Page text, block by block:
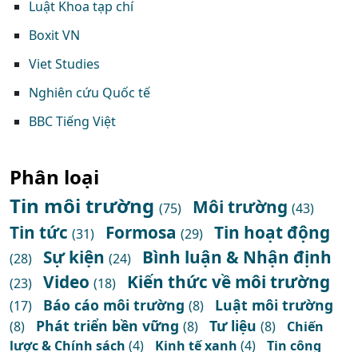
Luật Khoa tạp chí
Boxit VN
Viet Studies
Nghiên cứu Quốc tế
BBC Tiếng Việt
Phân loại
Tin môi trường (75) Môi trường (43)
Tin tức (31) Formosa (29) Tin hoạt động
(28) Sự kiện (24) Bình luận & Nhận định
(23) Video (18) Kiến thức về môi trường
(17) Báo cáo môi trường (8) Luật môi trường
(8) Phát triển bền vững (8) Tư liệu (8)
Chiến
lược & Chính sách (4) Kinh tế xanh (4) Tin công